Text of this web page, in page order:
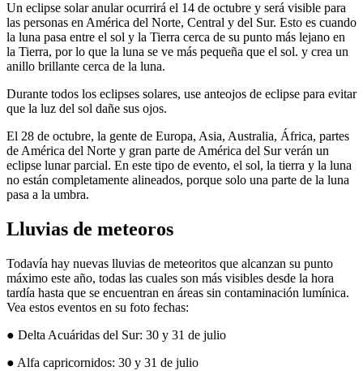
Un eclipse solar anular ocurrirá el 14 de octubre y será visible para
las personas en América del Norte, Central y del Sur. Esto es cuando
la luna pasa entre el sol y la Tierra cerca de su punto más lejano en
la Tierra, por lo que la luna se ve más pequeña que el sol. y crea un
anillo brillante cerca de la luna.
Durante todos los eclipses solares, use anteojos de eclipse para evitar
que la luz del sol dañe sus ojos.
El 28 de octubre, la gente de Europa, Asia, Australia, África, partes
de América del Norte y gran parte de América del Sur verán un
eclipse lunar parcial. En este tipo de evento, el sol, la tierra y la luna
no están completamente alineados, porque solo una parte de la luna
pasa a la umbra.
Lluvias de meteoros
Todavía hay nuevas lluvias de meteoritos que alcanzan su punto
máximo este año, todas las cuales son más visibles desde la hora
tardía hasta que se encuentran en áreas sin contaminación lumínica.
Vea estos eventos en su foto fechas:
● Delta Acuáridas del Sur: 30 y 31 de julio
● Alfa capricornidos: 30 y 31 de julio